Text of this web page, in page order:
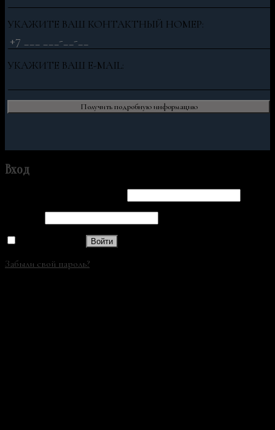
УКАЖИТЕ ВАШ КОНТАКТНЫЙ НОМЕР:
УКАЖИТЕ ВАШ E-MAIL:
Вход
Войти
Забыли свой пароль?